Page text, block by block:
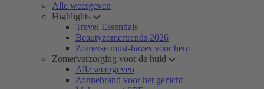
Alle weergeven
Highlights
Travel Essentials
Beautyzomertrends 2026
Zomerse must-haves voor hem
Zomerverzorging voor de huid
Alle weergeven
Zonnebrand voor het gezicht